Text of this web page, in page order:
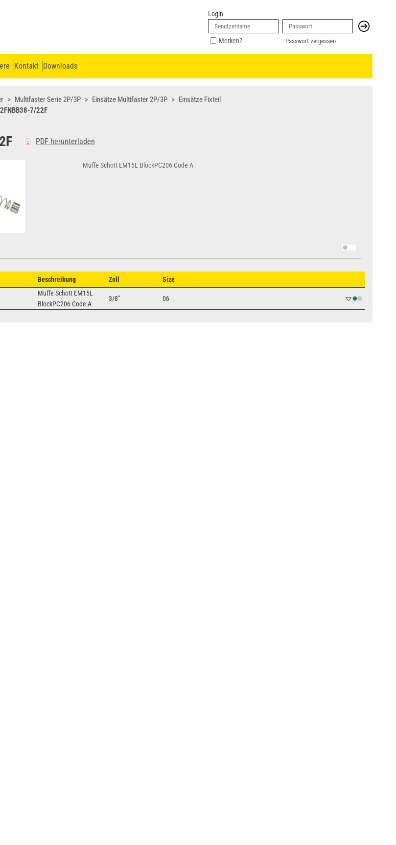
Login
Merken? Passwort vergessen
Kontakt Downloads
Multifaster Serie 2P/3P Einsätze Multifaster 2P/3P
Einsätze Fixteil
7/22F
PDF herunterladen
Muffe Schott EM15L BlockPC206 Code A
Beschreibung Zoll Size
Muffe Schott EM15L
BlockPC206 Code A
3/8" 06